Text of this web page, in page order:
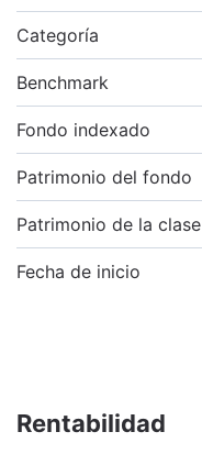
Categoría
Benchmark
Fondo indexado
Patrimonio del fondo
Patrimonio de la clase
Fecha de inicio
Rentabilidad